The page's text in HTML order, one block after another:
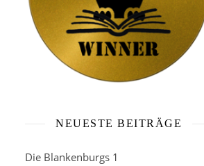
NEUESTE BEITRÄGE
Die Blankenburgs 1